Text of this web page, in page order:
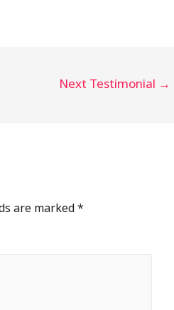
Next Testimonial →
are marked*